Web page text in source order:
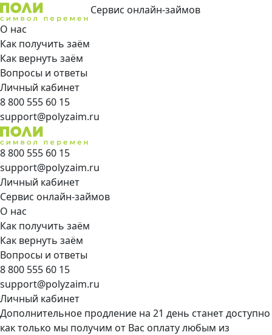
Сервис онлайн-займов
О нас
Как получить заём
Как вернуть заём
Вопросы и ответы
Личный кабинет
8 800 555 60 15
support@polyzaim.ru
8 800 555 60 15
support@polyzaim.ru
Личный кабинет
Сервис онлайн-займов
О нас
Как получить заём
Как вернуть заём
Вопросы и ответы
8 800 555 60 15
support@polyzaim.ru
Личный кабинет
Дополнительное продление на 21 день станет доступно
как только мы получим от Вас оплату любым из